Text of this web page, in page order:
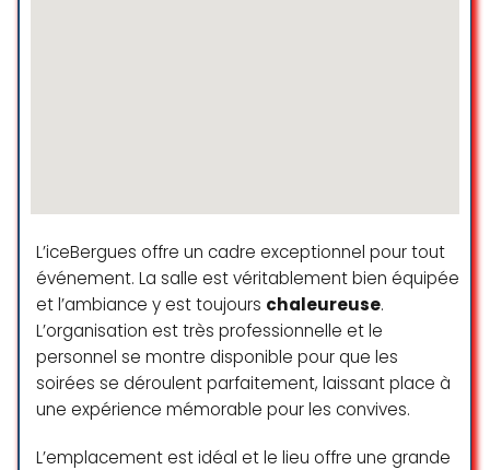
faire de cette société. De grands
banquets festifs au réunions privés
plus discrètes l’équipe de
ThomasevenT s’adaptent avec
aisance à n’importe qu’elle
situations.
Virginie Kunz
L’iceBergues offre un cadre exceptionnel pour tout
événement. La salle est véritablement bien équipée
et l’ambiance y est toujours chaleureuse.
L’organisation est très professionnelle et le
personnel se montre disponible pour que les
soirées se déroulent parfaitement, laissant place à
une expérience mémorable pour les convives.
L’emplacement est idéal et le lieu offre une grande